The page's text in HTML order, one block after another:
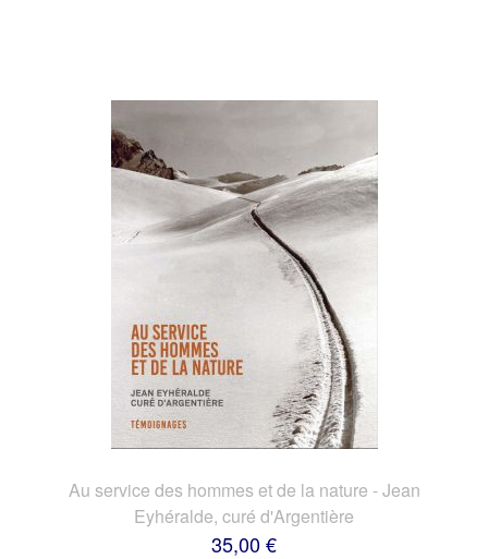
Au service des hommes et de la nature - Jean
Eyhéralde, curé d'Argentière
35,00 €